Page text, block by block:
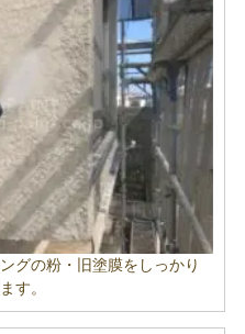
グの粉・旧塗膜をしっかり
す。